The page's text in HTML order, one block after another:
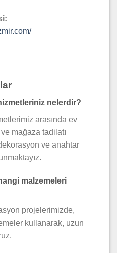
nelerdir?
arasında ev
mağaza tadilatı
ve anahtar
malzemeleri
projelerimizde,
kullanarak, uzun